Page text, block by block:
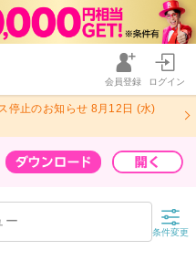
会員登録 ログイン
停止のお知らせ 8月12日 (水)
条件変更